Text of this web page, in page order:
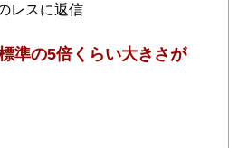
レスに返信
準の5倍くらい大きさが